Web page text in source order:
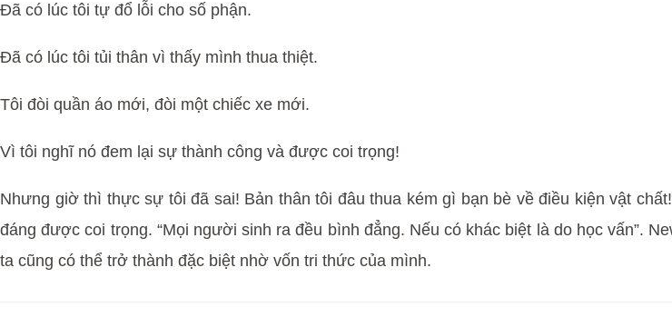
Đã có lúc tôi tự đổ lỗi cho số phận.
Đã có lúc tôi tủi thân vì thấy mình thua thiệt.
Tôi đòi quần áo mới, đòi một chiếc xe mới.
Vì tôi nghĩ nó đem lại sự thành công và được coi trọng!
Nhưng giờ thì thực sự tôi đã sai! Bản thân tôi đâu thua kém gì bạn bè về điều kiện vật
đáng được coi trọng. “Mọi người sinh ra đều bình đẳng. Nếu có khác biệt là do học vấn”.
ta cũng có thể trở thành đặc biệt nhờ vốn tri thức của mình.